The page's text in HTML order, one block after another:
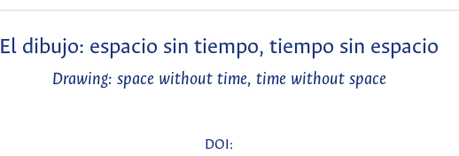
El dibujo: espacio sin tiempo, tiempo sin espacio
Drawing: space without time, time without space
DOI: